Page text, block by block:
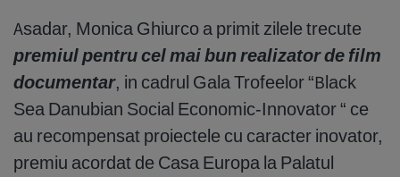
Asadar, Monica Ghiurco a primit zilele trecute
premiul pentru cel mai bun realizator de film
documentar, in cadrul Gala Trofeelor “Black
Sea Danubian Social Economic-Innovator “ ce
au recompensat proiectele cu caracter inovator,
premiu acordat de Casa Europa la Palatul